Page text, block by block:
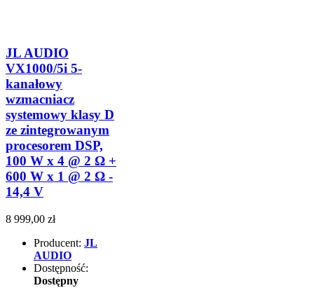
JL AUDIO
VX1000/5i 5-
kanałowy
wzmacniacz
systemowy klasy D
ze zintegrowanym
procesorem DSP,
100 W x 4 @ 2 Ω +
600 W x 1 @ 2 Ω -
14,4 V
8 999,00 zł
Producent: JL
AUDIO
Dostępność:
Dostępny